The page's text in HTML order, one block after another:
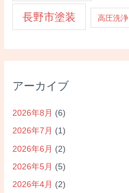
長野市塗装 高圧洗浄
アーカイブ
2026年8月 (6)
2026年7月 (1)
2026年6月 (2)
2026年5月 (5)
2026年4月 (2)